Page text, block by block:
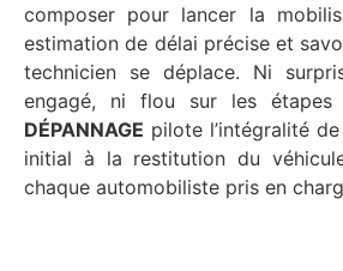
composer pour lancer la
estimation de délai précise et
technicien se déplace. Ni
engagé, ni flou sur les étapes
DÉPANNAGE pilote l’intégralité
initial à la restitution du
chaque automobiliste pris en